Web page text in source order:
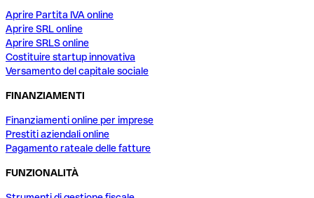
Aprire Partita IVA online
Aprire SRL online
Aprire SRLS online
Costituire startup innovativa
Versamento del capitale sociale
FINANZIAMENTI
Finanziamenti online per imprese
Prestiti aziendali online
Pagamento rateale delle fatture
FUNZIONALITÀ